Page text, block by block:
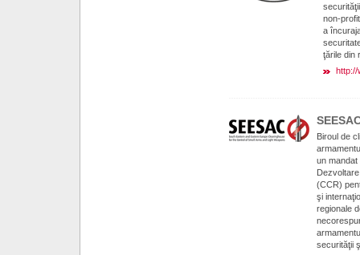
non-
a
ţările din
http://
Biroul de
un mandat
(CCR)
şi
regionale
securităţii